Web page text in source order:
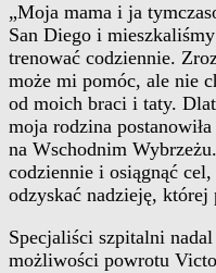
„Moja mama i ja
San Diego i
trenować codziennie.
może mi pomóc, ale nie
od moich braci i taty.
moja rodzina
na Wschodnim
codziennie i osiągnąć
odzyskać nadzieję,
Specjaliści szpitalni
możliwości powrotu